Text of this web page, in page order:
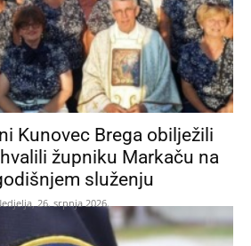
Kunovec Brega obilježili
župniku Markaču na
služenju
26. srpnja 2026.